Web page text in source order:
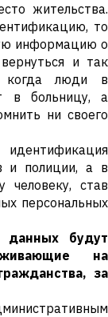
жительства.
то
информацию о
и так
когда люди в
в больницу, а
ни своего
идентификация
и полиции, а в
человеку, став
персональных
будут
на
за